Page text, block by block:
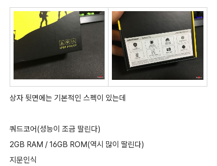
상자 뒷면에는 기본적인 스펙이 있는데
쿼드코어(성능이 조금 딸린다)
2GB RAM / 16GB ROM(역시 많이 딸린다)
지문인식